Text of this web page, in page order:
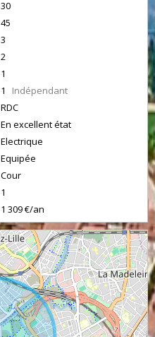
30
45
3
2
1
1 Indépendant
RDC
En excellent état
Electrique
Equipée
Cour
1
1 309 €/an